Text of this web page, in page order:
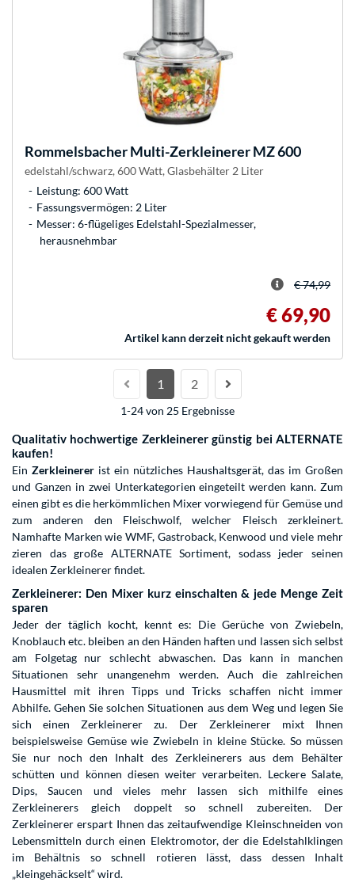
RommelsbacherMulti-Zerkleinerer MZ 600
edelstahl/schwarz, 600 Watt, Glasbehälter 2 Liter
Leistung: 600 Watt
Fassungsvermögen: 2 Liter
Messer: 6-flügeliges Edelstahl-Spezialmesser,
herausnehmbar
€ 74,99
€ 69,90
Artikel kann derzeit nicht gekauft werden
1 2
1-24 von 25 Ergebnisse
Qualitativ hochwertige Zerkleinerer günstig bei ALTERNATE
kaufen!
Ein Zerkleinerer ist ein nützliches Haushaltsgerät, das im Großen
und Ganzen in zwei Unterkategorien eingeteilt werden kann. Zum
einen gibt es die herkömmlichen Mixer vorwiegend für Gemüse und
zum anderen den Fleischwolf, welcher Fleisch zerkleinert.
Namhafte Marken wie WMF, Gastroback, Kenwood und viele mehr
zieren das große ALTERNATE Sortiment, sodass jeder seinen
idealen Zerkleinerer findet.
Zerkleinerer: Den Mixer kurz einschalten & jede Menge Zeit
sparen
Jeder der täglich kocht, kennt es: Die Gerüche von Zwiebeln,
Knoblauch etc. bleiben an den Händen haften und lassen sich selbst
am Folgetag nur schlecht abwaschen. Das kann in manchen
Situationen sehr unangenehm werden. Auch die zahlreichen
Hausmittel mit ihren Tipps und Tricks schaffen nicht immer
Abhilfe. Gehen Sie solchen Situationen aus dem Weg und legen Sie
sich einen Zerkleinerer zu. Der Zerkleinerer mixt Ihnen
beispielsweise Gemüse wie Zwiebeln in kleine Stücke. So müssen
Sie nur noch den Inhalt des Zerkleinerers aus dem Behälter
schütten und können diesen weiter verarbeiten. Leckere Salate,
Dips, Saucen und vieles mehr lassen sich mithilfe eines
Zerkleinerers gleich doppelt so schnell zubereiten. Der
Zerkleinerer erspart Ihnen das zeitaufwendige Kleinschneiden von
Lebensmitteln durch einen Elektromotor, der die Edelstahlklingen
im Behältnis so schnell rotieren lässt, dass dessen Inhalt
„kleingehäckselt“ wird.